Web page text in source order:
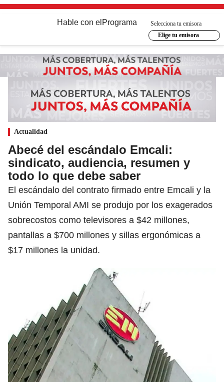
Hable con el Programa
Selecciona tu emisora
Elige tu emisora
Actualidad
Abecé del escándalo Emcali:
sindicato, audiencia, resumen y
todo lo que debe saber
El escándalo del contrato firmado entre Emcali y la
Unión Temporal AMI se produjo por los exagerados
sobrecostos como televisores a $42 millones,
pantallas a $700 millones y sillas ergonómicas a
$17 millones la unidad.